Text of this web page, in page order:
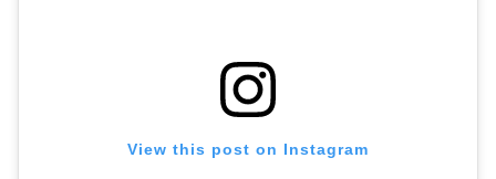
View this post on Instagram